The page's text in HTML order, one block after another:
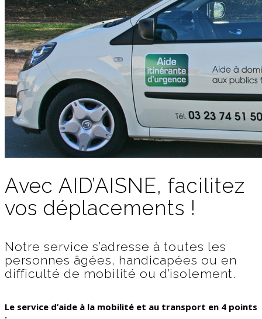
Avec AID’AISNE, facilitez
vos déplacements !
Notre service s’adresse à toutes les
personnes âgées, handicapées ou en
difficulté de mobilité ou d’isolement.
Le service d’aide à la mobilité et au transport en 4 points